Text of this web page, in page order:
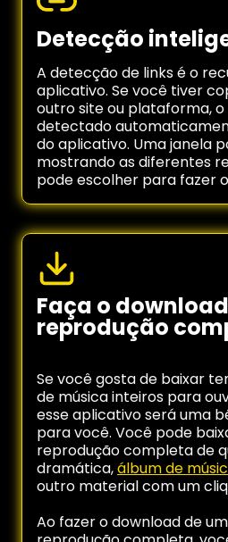
Detecção
A detecção de links é o
aplicativo. Se você tiver
outro site ou plataforma, o
detectado
do aplicativo. Uma janela
mostrando as diferentes
pode escolher para fazer
Faça o
reprodução
Se você gosta de baixar
de música inteiros para
esse aplicativo será uma
para você. Você pode
reprodução completa de
dramática,álbum de músic
outro material com um
Ao fazer o download de